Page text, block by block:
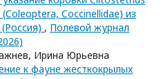
Coccinellidae) из
, Полевой журнал
Ирина Юрьевна
к фауне жесткокрылых